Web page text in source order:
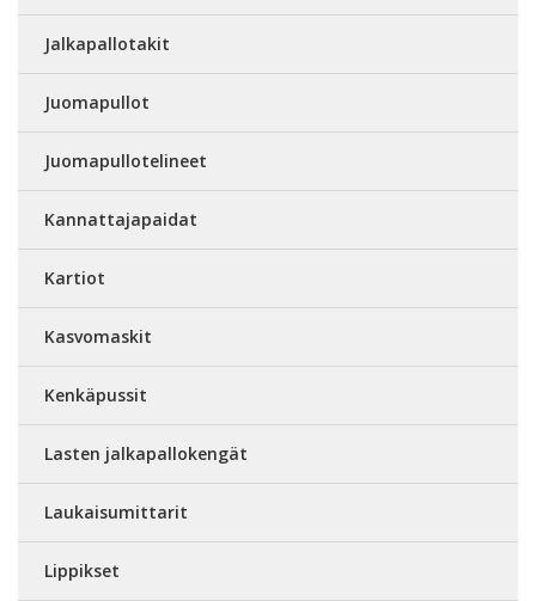
Jalkapallotakit
Juomapullot
Juomapullotelineet
Kannattajapaidat
Kartiot
Kasvomaskit
Kenkäpussit
Lasten jalkapallokengät
Laukaisumittarit
Lippikset